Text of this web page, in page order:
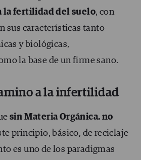
la fertilidad del suelo, con
sus características tanto
y biológicas,
la base de un firme sano.
a la infertilidad
sin Materia Orgánica, no
principio, básico, de reciclaje
es uno de los paradigmas